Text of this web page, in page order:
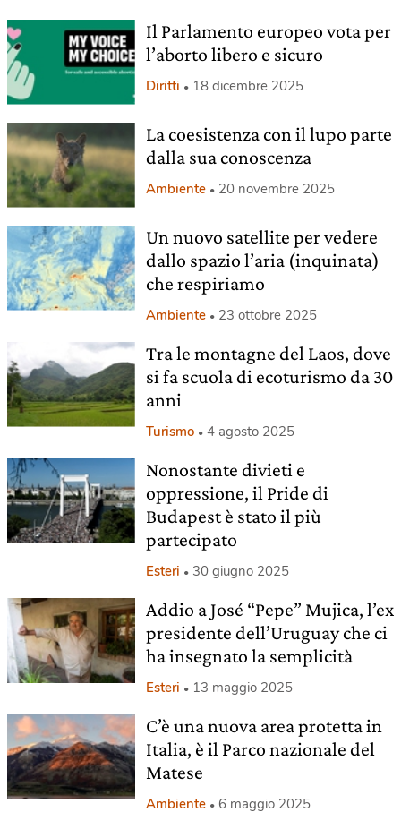
Il Parlamento europeo vota per
l’aborto libero e sicuro
Diritti 18 dicembre 2025
La coesistenza con il lupo parte
dalla sua conoscenza
Ambiente 20 novembre 2025
Un nuovo satellite per vedere
dallo spazio l’aria (inquinata)
che respiriamo
Ambiente 23 ottobre 2025
Tra le montagne del Laos, dove
si fa scuola di ecoturismo da 30
anni
Turismo 4 agosto 2025
Nonostante divieti e
oppressione, il Pride di
Budapest è stato il più
partecipato
Esteri 30 giugno 2025
Addio a José “Pepe” Mujica, l’ex
presidente dell’Uruguay che ci
ha insegnato la semplicità
Esteri 13 maggio 2025
C’è una nuova area protetta in
Italia, è il Parco nazionale del
Matese
Ambiente 6 maggio 2025